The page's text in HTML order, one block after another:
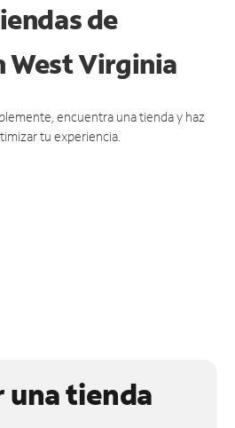
de
West Virginia
encuentra una tienda y haz
tu experiencia.
una tienda